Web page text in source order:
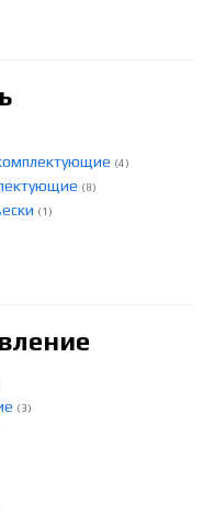
(4)
(8)
(1)
(3)